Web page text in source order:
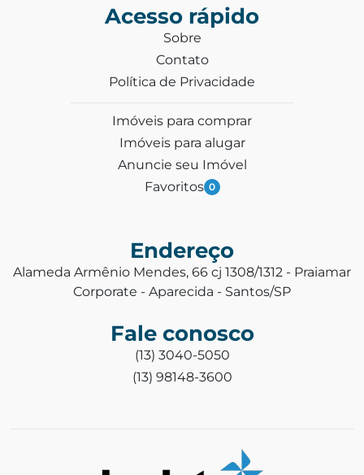
Acesso rápido
Sobre
Contato
Política de Privacidade
Imóveis para comprar
Imóveis para alugar
Anuncie seu Imóvel
Favoritos 0
Endereço
Alameda Armênio Mendes, 66 cj 1308/1312 - Praiamar
Corporate - Aparecida - Santos/SP
Fale conosco
(13) 3040-5050
(13) 98148-3600